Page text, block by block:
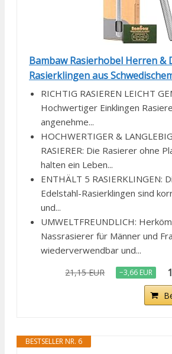
Bambaw Rasierhobel Herren &
Rasierklingen aus
RICHTIG RASIEREN LEICHT
Hochwertiger Einklingen
angenehme...
HOCHWERTIGER &
RASIERER: Die Rasierer ohne
halten ein Leben...
ENTHÄLT 5 RASIERKLINGEN:
Edelstahl-Rasierklingen sind
und...
UMWELTFREUNDLICH:
Nassrasierer für Männer und
wiederverwendbar und...
21,15 EUR −3,66 EUR
BESTSELLER NR. 6